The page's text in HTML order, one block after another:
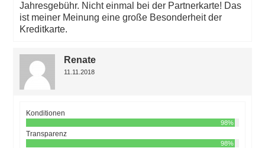
Jahresgebühr. Nicht einmal bei der Partnerkarte! Das
ist meiner Meinung eine große Besonderheit der
Kreditkarte.
Renate
11.11.2018
Konditionen
98%
Transparenz
98%